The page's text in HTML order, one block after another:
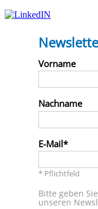
Vorname
Nachname
E-Mail
* Pflichtfeld
Bitte geben
unseren